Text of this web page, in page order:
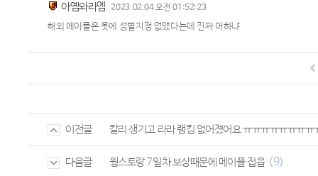
아옘와라엠 2023.02.04 오전 01:52:23
해외 메이플은 옷에 성별지정 없앴다는데 진짜 머하냐
이전글 칼리 생기고 라라 랭킹 없어졌어요 ㅠㅠㅠㅠㅠㅠㅠ
다음글 웡스토랑 7일차 보상때문에 메이플 접읍 (9)